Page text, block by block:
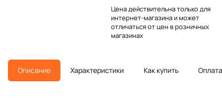
Цена действительна только для
интернет-магазина и может
отличаться от цен в розничных
магазинах
Описание Характеристики Как купить Оплата